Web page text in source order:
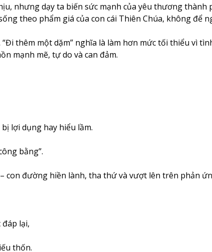
nhưng dạy ta biến sức mạnh của yêu thương
theo phẩm giá của con cái Thiên Chúa, không để
“Đi thêm một dặm” nghĩa là làm hơn mức tối thiểu vì
mạnh mẽ, tự do và can đảm.
lợi dụng hay hiểu lầm.
bằng”.
con đường hiền lành, tha thứ và vượt lên trên phản
lại,
thốn.